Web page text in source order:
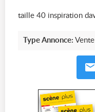
taille 40 inspiration
Type Annonce: Vente